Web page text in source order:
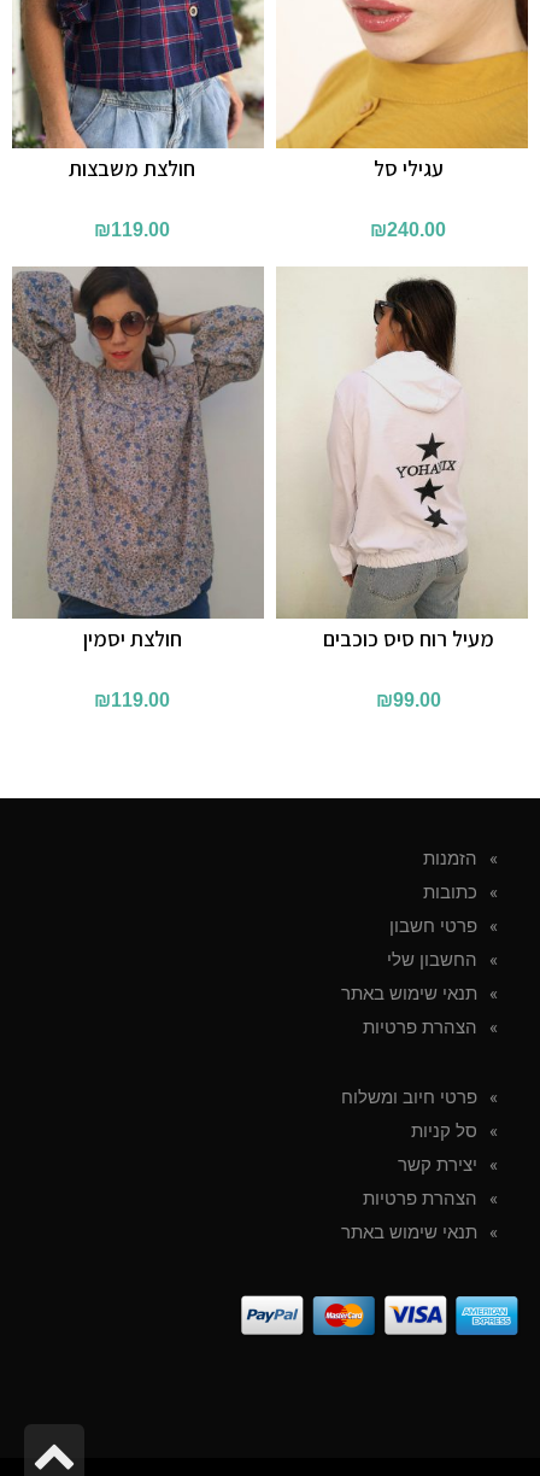
חולצת משבצות
₪119.00
עגילי סל
₪240.00
חולצת יסמין
₪119.00
מעיל רוח סיס כוכבים
₪99.00
הזמנות
כתובות
פרטי חשבון
החשבון שלי
תנאי שימוש באתר
הצהרת פרטיות
פרטי חיוב ומשלוח
סל קניות
יצירת קשר
הצהרת פרטיות
תנאי שימוש באתר